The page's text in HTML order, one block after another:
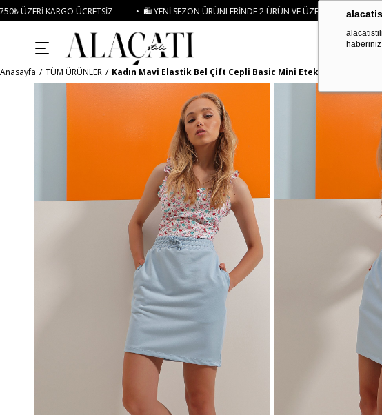
• 🛍️ YENI SEZON ÜRÜNLERINDE 2 ÜRÜN VE ÜZERI SIPARIŞLERDE SEPETTE %15 İNDIRIM
Anasayfa TÜM ÜRÜNLER Kadın Mavi Elastik Bel Çift Cepli Basic Mini Etek ALC-X8811